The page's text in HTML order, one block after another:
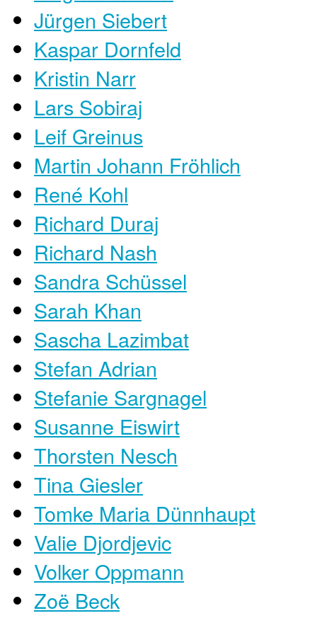
Jürgen Siebert
Kaspar Dornfeld
Kristin Narr
Lars Sobiraj
Leif Greinus
Martin Johann Fröhlich
René Kohl
Richard Duraj
Richard Nash
Sandra Schüssel
Sarah Khan
Sascha Lazimbat
Stefan Adrian
Stefanie Sargnagel
Susanne Eiswirt
Thorsten Nesch
Tina Giesler
Tomke Maria Dünnhaupt
Valie Djordjevic
Volker Oppmann
Zoë Beck